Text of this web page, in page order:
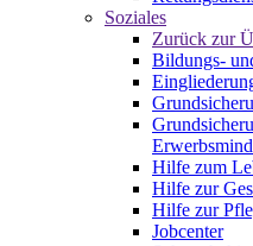
Soziales
Zurück zur
Bildungs-
Hilfe zum
Hilfe zur
Hilfe zur
Jobcenter